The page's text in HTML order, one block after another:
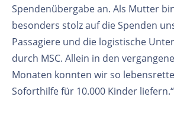
Spendenübergabe an. Als Mutter
besonders stolz auf die Spenden
Passagiere und die logistische
durch MSC. Allein in den
Monaten konnten wir so
Soforthilfe für 10.000 Kinder liefern.“